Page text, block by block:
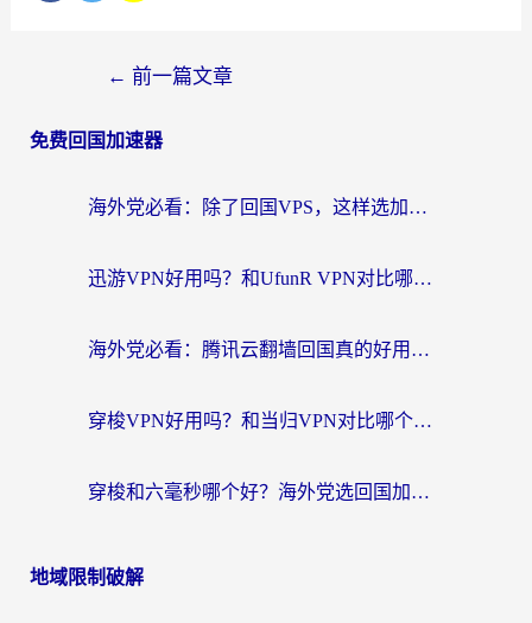
← 前一篇文章
免费回国加速器
海外党必看：除了回国VPS，这样选加速器也能无缝刷国内资源？
迅游VPN好用吗？和UfunR VPN对比哪个回国效果更好？海外党亲测避坑指南
海外党必看：腾讯云翻墙回国真的好用吗？+ 3步选对回国加速器指南
穿梭VPN好用吗？和当归VPN对比哪个回国效果更好？海外党亲测实用指南
穿梭和六毫秒哪个好？海外党选回国加速器的避坑指南，附番茄加速器实测
地域限制破解